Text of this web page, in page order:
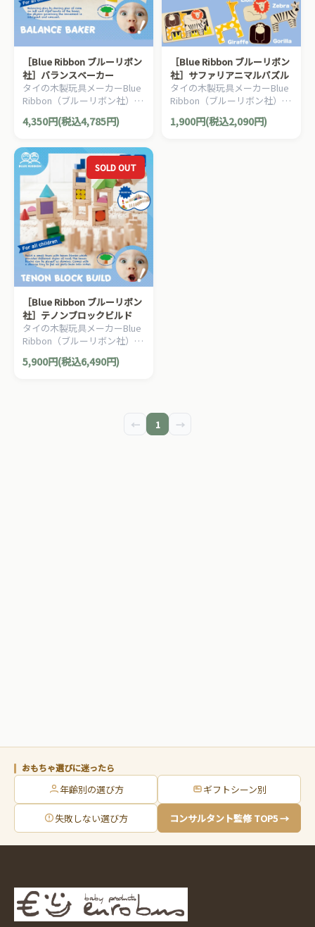
［Blue Ribbon ブルーリボン
社］バランスベーカー
タイの木製玩具メーカーBlue
Ribbon（ブルーリボン社）の
ユニークなケーキ屋さんのバ
ランスゲームです。
4,350円(税込4,785円)
［Blue Ribbon ブルーリボン
社］サファリアニマルパズル
タイの木製玩具メーカーBlue
Ribbon（ブルーリボン社）の
厚みの違いが楽しい木製アニ
マルパズルです。
1,900円(税込2,090円)
SOLD OUT
［Blue Ribbon ブルーリボン
社］テノンブロックビルド
タイの木製玩具メーカーBlue
Ribbon（ブルーリボン社）の
カラフルな屋根の小さな街が
作れる木製ビルディングブロ
5,900円(税込6,490円)
← 1 →
おもちゃ選びに迷ったら
年齢別の選び方 ギフトシーン別
失敗しない選び方 コンサルタント監修 TOP5 →